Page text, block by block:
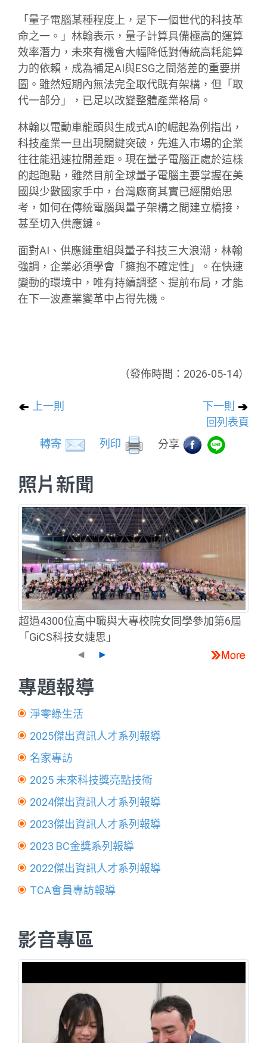
「量子電腦某種程度上，是下一個世代的科技革
命之一。」林翰表示，量子計算具備極高的運算
效率潛力，未來有機會大幅降低對傳統高耗能算
力的依賴，成為補足AI與ESG之間落差的重要拼
圖。雖然短期內無法完全取代既有架構，但「取
代一部分」，已足以改變整體產業格局。
林翰以電動車龍頭與生成式AI的崛起為例指出，
科技產業一旦出現關鍵突破，先進入市場的企業
往往能迅速拉開差距。現在量子電腦正處於這樣
的起跑點，雖然目前全球量子電腦主要掌握在美
國與少數國家手中，台灣廠商其實已經開始思
考，如何在傳統電腦與量子架構之間建立橋接，
甚至切入供應鏈。
面對AI、供應鏈重組與量子科技三大浪潮，林翰
強調，企業必須學會「擁抱不確定性」。在快速
變動的環境中，唯有持續調整、提前布局，才能
在下一波產業變革中占得先機。
（發佈時間：2026-05-14）
上一則
下一則
回列表頁
轉寄
列印 分享
照片新聞
超過4300位高中職與大專校院女同學參加第6屆
「GiCS科技女婕思」
◄
►
專題報導
淨零綠生活
2025傑出資訊人才系列報導
名家專訪
2025 未來科技獎亮點技術
2024傑出資訊人才系列報導
2023傑出資訊人才系列報導
2023 BC金獎系列報導
2022傑出資訊人才系列報導
TCA會員專訪報導
影音專區